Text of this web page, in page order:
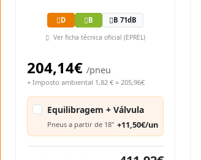
D B B 71dB
Ver ficha técnica oficial (EPREL)
204,14€ /pneu
+ Imposto ambiental 1,82 € = 205,96€
Equilibragem + Válvula
Pneus a partir de 18" +11,50€/un